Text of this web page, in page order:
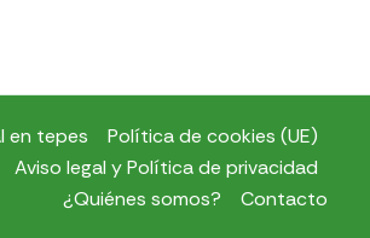
en tepes
Política de cookies (UE)
Aviso legal y Política de privacidad
¿Quiénes somos?
Contacto